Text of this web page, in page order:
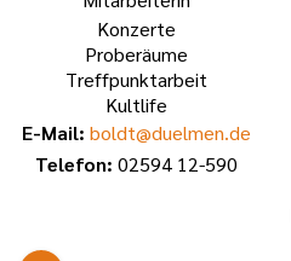
Konzerte
Proberäume
Treffpunktarbeit
Kultlife
E-Mail: boldt@duelmen.de
Telefon: 02594 12-590